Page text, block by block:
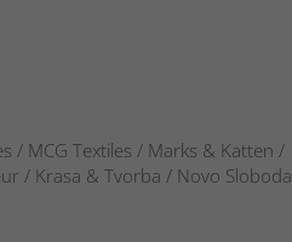
/ MCG Textiles / Marks & Katten /
/ Krasa & Tvorba / Novo Sloboda